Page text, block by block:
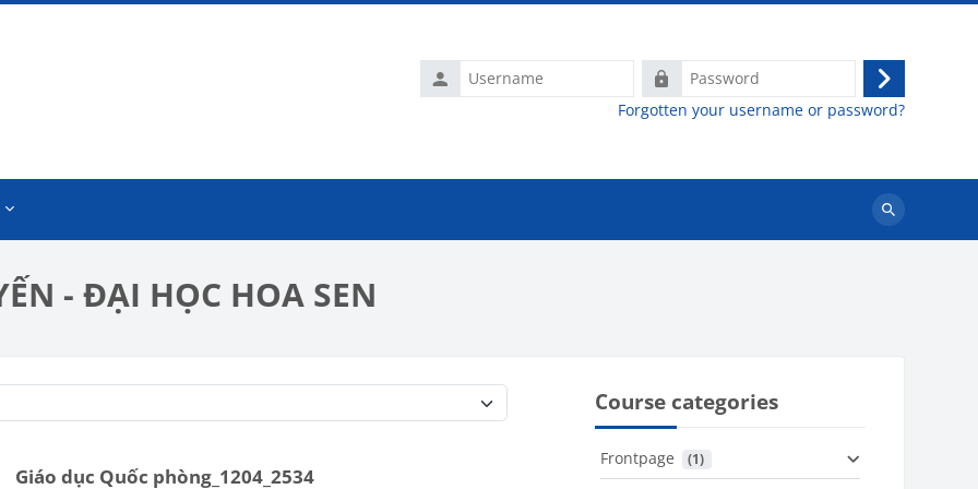
Username
Password
Log
in
Forgotten your username or password?
Search
- ĐẠI HỌC HOA SEN
Giáo dục Quốc phòng_1204_2534
Course categories
Frontpage (1)